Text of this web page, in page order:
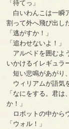
「待てっ」
白いわんこは一瞬
割って外へ飛び出し
「逃がすか！」
「追わせないよ！」
アルベドを囲むよ
いかけるイレギュラ
短い悲鳴があがり
ウィリアムが語気
「なにをする。君
か！」
ロボットの中から
「ウォル！」